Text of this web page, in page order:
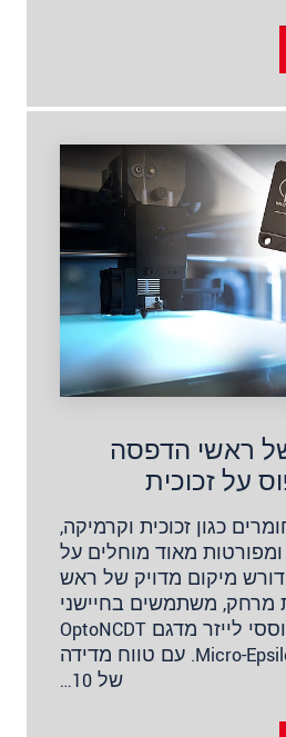
ראשי הדפסה
על זכוכית
כגון זכוכית וקרמיקה,
מאוד מוחלים על
מיקום מדויק של ראש
מרחק, משתמשים בחיישני
טריאנגולציה מבוססי לייזר מדגם OptoNCDT
1420 של חברת Micro-Epsilon. עם טווח מדידה
של 10…